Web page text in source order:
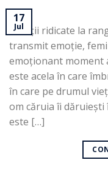
17
Jul
Creații ridicate la
transmit emoție,
emoționant moment
este acela în care
în care pe drumul
om căruia îi
este […]